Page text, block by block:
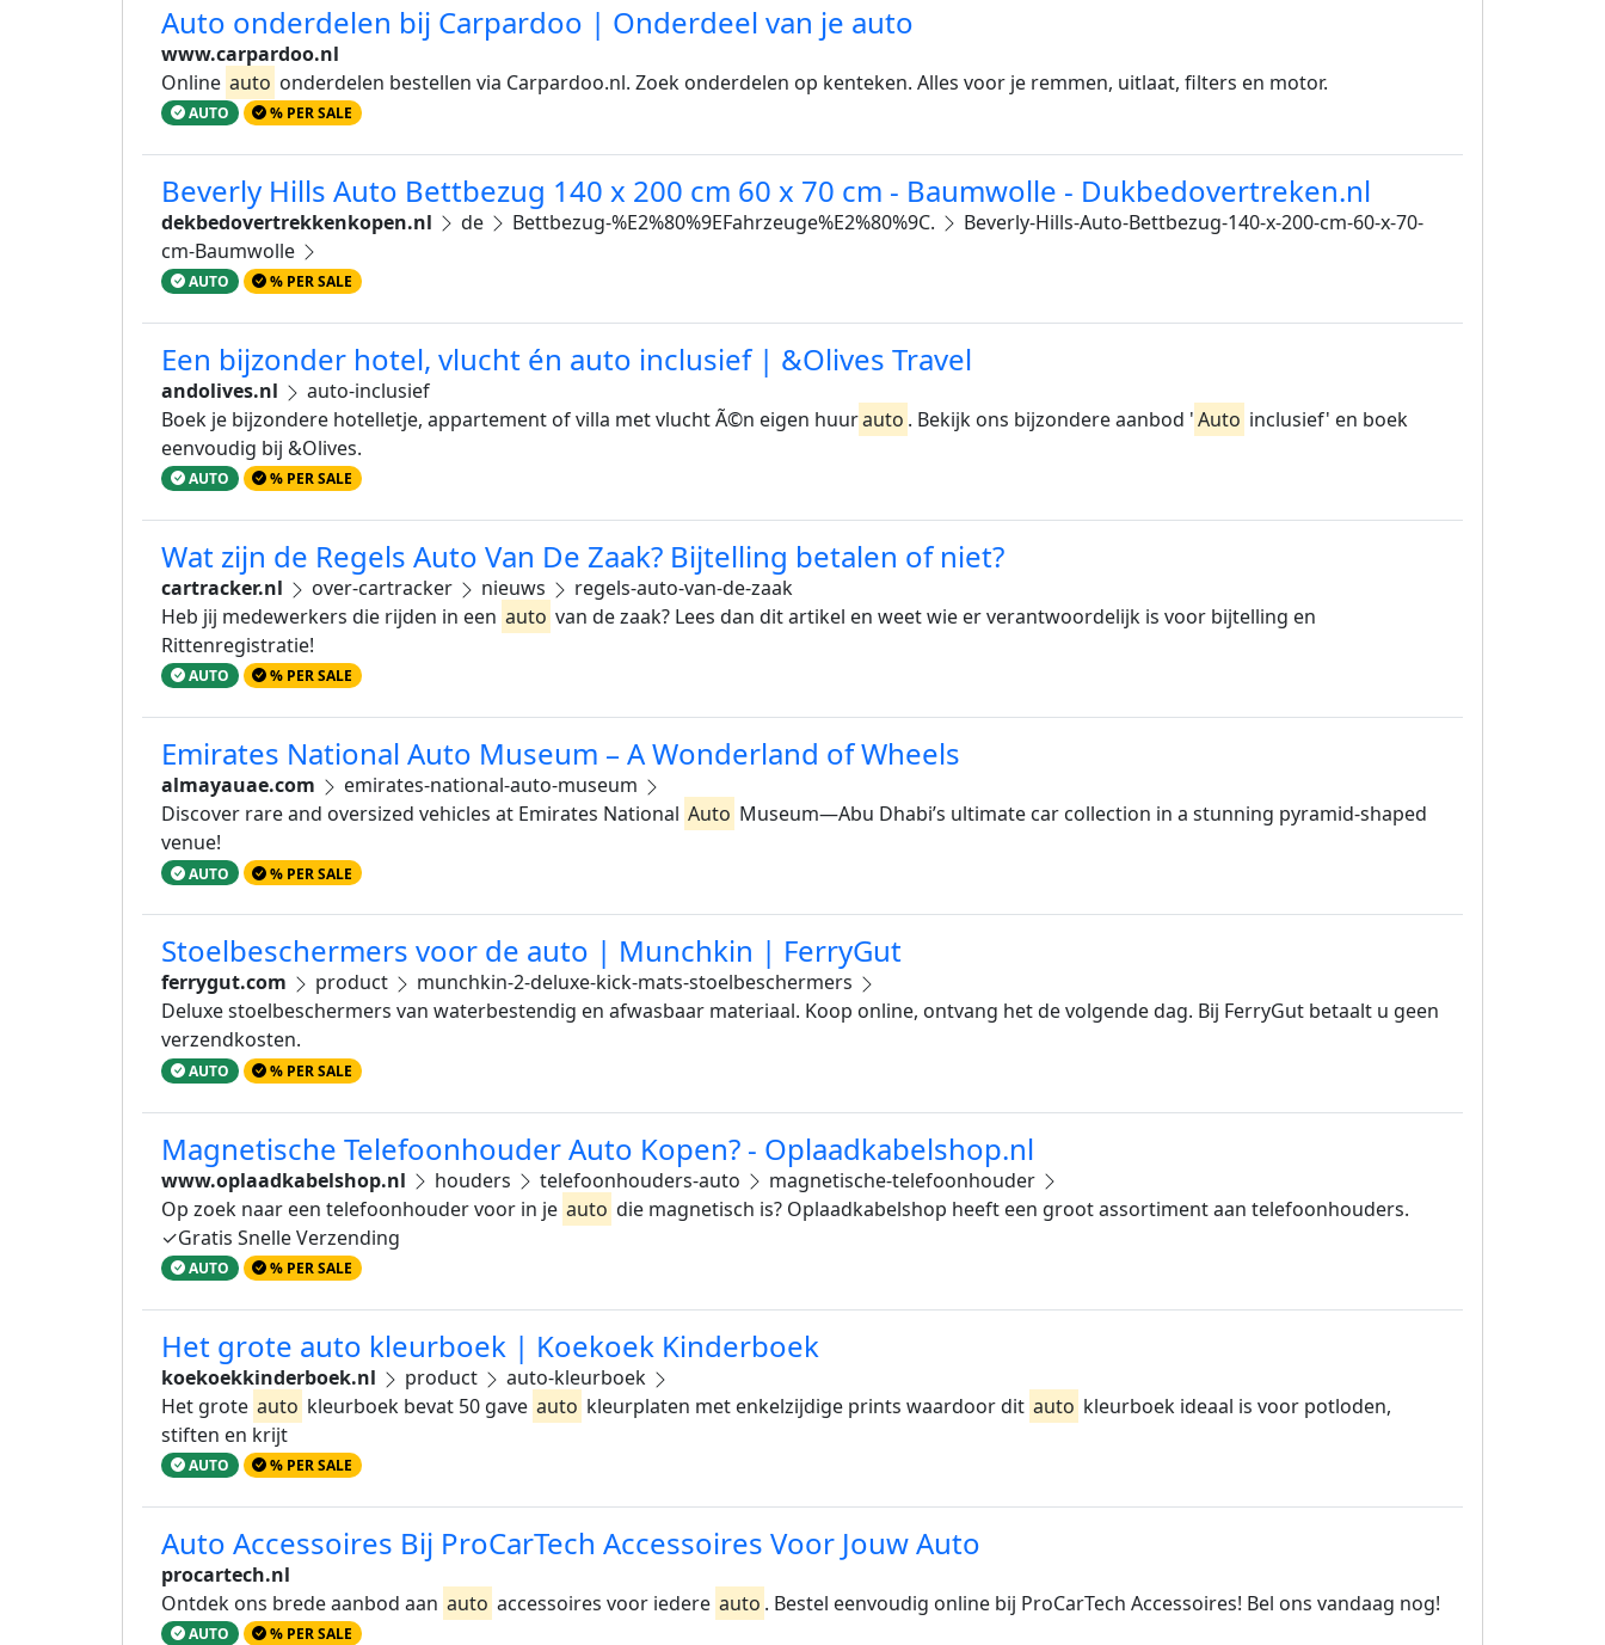
Auto onderdelen bij Carpardoo | Onderdeel van je auto
www.carpardoo.nl
Online auto onderdelen bestellen via Carpardoo.nl. Zoek onderdelen op kenteken. Alles voor je remmen, uitlaat, filters en motor.
AUTO % PER SALE
Beverly Hills Auto Bettbezug 140 x 200 cm 60 x 70 cm - Baumwolle - Dukbedovertreken.nl
dekbedovertrekkenkopen.nl de Bettbezug-%E2%80%9EFahrzeuge%E2%80%9C.
Beverly-Hills-Auto-Bettbezug-140-x-200-cm-60-x-70-
cm-Baumwolle
AUTO % PER SALE
Een bijzonder hotel, vlucht én auto inclusief | &Olives Travel
andolives.nl
auto-inclusief
Boek je bijzondere hotelletje, appartement of villa met vlucht Ã©n eigen huurauto . Bekijk ons bijzondere aanbod 'Auto inclusief' en boek
eenvoudig bij &Olives.
AUTO % PER SALE
Wat zijn de Regels Auto Van De Zaak? Bijtelling betalen of niet?
cartracker.nl over-cartracker nieuws
regels-auto-van-de-zaak
Heb jij medewerkers die rijden in een auto van de zaak? Lees dan dit artikel en weet wie er verantwoordelijk is voor bijtelling en
Rittenregistratie!
AUTO % PER SALE
Emirates National Auto Museum – A Wonderland of Wheels
almayauae.com
emirates-national-auto-museum
Discover rare and oversized vehicles at Emirates National Auto Museum—Abu Dhabi’s ultimate car collection in a stunning pyramid-shaped
venue!
AUTO % PER SALE
Stoelbeschermers voor de auto | Munchkin | FerryGut
ferrygut.com product
munchkin-2-deluxe-kick-mats-stoelbeschermers
Deluxe stoelbeschermers van waterbestendig en afwasbaar materiaal. Koop online, ontvang het de volgende dag. Bij FerryGut betaalt u geen
verzendkosten.
AUTO % PER SALE
Magnetische Telefoonhouder Auto Kopen? - Oplaadkabelshop.nl
www.oplaadkabelshop.nl houders telefoonhouders-auto
magnetische-telefoonhouder
Op zoek naar een telefoonhouder voor in je auto die magnetisch is? Oplaadkabelshop heeft een groot assortiment aan telefoonhouders.
✓Gratis Snelle Verzending
AUTO % PER SALE
Het grote auto kleurboek | Koekoek Kinderboek
koekoekkinderboek.nl product
auto-kleurboek
Het grote auto kleurboek bevat 50 gave auto kleurplaten met enkelzijdige prints waardoor dit auto kleurboek ideaal is voor potloden,
stiften en krijt
AUTO % PER SALE
Auto Accessoires Bij ProCarTech Accessoires Voor Jouw Auto
procartech.nl
Ontdek ons brede aanbod aan auto accessoires voor iedere auto . Bestel eenvoudig online bij ProCarTech Accessoires! Bel ons vandaag nog!
AUTO % PER SALE